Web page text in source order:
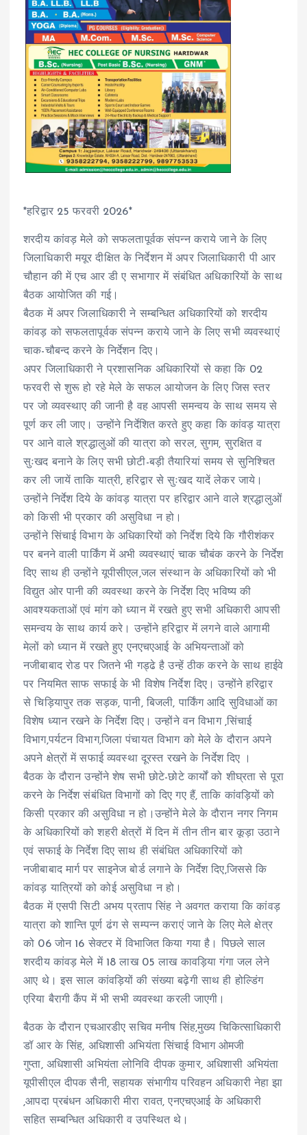
*हरिद्वार 25 फरवरी 2026*
शरदीय कांवड़ मेले को सफलतापूर्वक संपन्न कराये जाने के लिए
जिलाधिकारी मयूर दीक्षित के निर्देशन में अपर जिलाधिकारी पी आर
चौहान की में एच आर डी ए सभागार में संबंधित अधिकारियों के साथ
बैठक आयोजित की गई।
बैठक में अपर जिलाधिकारी ने सम्बन्धित अधिकारियों को शरदीय
कांवड़ को सफलतापूर्वक संपन्न कराये जाने के लिए सभी व्यवस्थाएं
चाक-चौबन्द करने के निर्देशन दिए।
अपर जिलाधिकारी ने प्रशासनिक अधिकारियों से कहा कि 02
फरवरी से शुरू हो रहे मेले के सफल आयोजन के लिए जिस स्तर
पर जो व्यवस्थाए की जानी है वह आपसी समन्वय के साथ समय से
पूर्ण कर ली जाए। उन्होंने निर्देशित करते हुए कहा कि कांवड़ यात्रा
पर आने वाले श्रद्धालुओं की यात्रा को सरल, सुगम, सुरक्षित व
सुःखद बनाने के लिए सभी छोटी-बड़ी तैयारियां समय से सुनिश्चित
कर ली जायें ताकि यात्री, हरिद्वार से सुःखद यादें लेकर जाये।
उन्होंने निर्देश दिये के कांवड़ यात्रा पर हरिद्वार आने वाले श्रद्धालुओं
को किसी भी प्रकार की असुविधा न हो।
उन्होंने सिंचाई विभाग के अधिकारियों को निर्देश दिये कि गौरीशंकर
पर बनने वाली पार्किंग में अभी व्यवस्थाएं चाक चौबंक करने के निर्देश
दिए साथ ही उन्होंने यूपीसीएल,जल संस्थान के अधिकारियों को भी
विद्युत ओर पानी की व्यवस्था करने के निर्देश दिए भविष्य की
आवश्यकताओं एवं मांग को ध्यान में रखते हुए सभी अधिकारी आपसी
समन्वय के साथ कार्य करे। उन्होंने हरिद्वार में लगने वाले आगामी
मेलों को ध्यान में रखते हुए एनएचएआई के अभियन्ताओं को
नजीबाबाद रोड पर जितने भी गड्ढे है उन्हें ठीक करने के साथ हाईवे
पर नियमित साफ सफाई के भी विशेष निर्देश दिए। उन्होंने हरिद्वार
से चिड़ियापुर तक सड़क, पानी, बिजली, पार्किंग आदि सुविधाओं का
विशेष ध्यान रखने के निर्देश दिए। उन्होंने वन विभाग ,सिंचाई
विभाग,पर्यटन विभाग,जिला पंचायत विभाग को मेले के दौरान अपने
अपने क्षेत्रों में सफाई व्यवस्था दूरस्त रखने के निर्देश दिए ।
बैठक के दौरान उन्होंने शेष सभी छोटे-छोटे कार्यों को शीघ्रता से पूरा
करने के निर्देश संबंधित विभागों को दिए गए हैं, ताकि कांवड़ियों को
किसी प्रकार की असुविधा न हो।उन्होंने मेले के दौरान नगर निगम
के अधिकारियों को शहरी क्षेत्रों में दिन में तीन तीन बार कूड़ा उठाने
एवं सफाई के निर्देश दिए साथ ही संबंधित अधिकारियों को
नजीबाबाद मार्ग पर साइनेज बोर्ड लगाने के निर्देश दिए,जिससे कि
कांवड़ यात्रियों को कोई असुविधा न हो।
बैठक में एसपी सिटी अभय प्रताप सिंह ने अवगत कराया कि कांवड़
यात्रा को शान्ति पूर्ण ढंग से सम्पन्न कराएं जाने के लिए मेले क्षेत्र
को 06 जोन 16 सेक्टर में विभाजित किया गया है। पिछले साल
शरदीय कांवड़ मेले में 18 लाख 05 लाख कावड़िया गंगा जल लेने
आए थे। इस साल कांवड़ियों की संख्या बढ़ेगी साथ ही होल्डिंग
एरिया बैरागी कैंप में भी सभी व्यवस्था करली जाएगी।
बैठक के दौरान एचआरडीए सचिव मनीष सिंह,मुख्य चिकित्साधिकारी
डॉ आर के सिंह, अधिशासी अभियंता सिंचाई विभाग ओमजी
गुप्ता, अधिशासी अभियंता लोनिवि दीपक कुमार, अधिशासी अभियंता
यूपीसीएल दीपक सैनी, सहायक संभागीय परिवहन अधिकारी नेहा झा
,आपदा प्रबंधन अधिकारी मीरा रावत, एनएचएआई के अधिकारी
सहित सम्बन्धित अधिकारी व उपस्थित थे।